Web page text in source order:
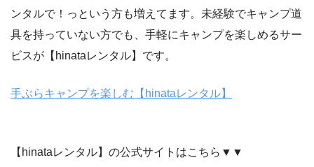
ンタルで！っという方も増えてます。未経験でキャンプ道
具を持っていない方でも、手軽にキャンプを楽しめるサー
ビスが【hinataレンタル】です。
手ぶらキャンプを楽しむ【hinataレンタル】
【hinataレンタル】の公式サイトはこちら▼▼